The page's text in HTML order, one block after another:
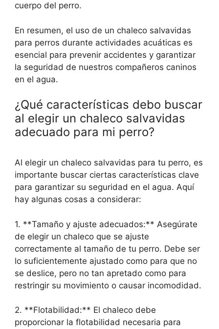
cuerpo del perro.
En resumen, el uso de un chaleco salvavidas
para perros durante actividades acuáticas es
esencial para prevenir accidentes y garantizar
la seguridad de nuestros compañeros caninos
en el agua.
¿Qué características debo buscar
al elegir un chaleco salvavidas
adecuado para mi perro?
Al elegir un chaleco salvavidas para tu perro, es
importante buscar ciertas características clave
para garantizar su seguridad en el agua. Aquí
hay algunas cosas a considerar:
1. **Tamaño y ajuste adecuados:** Asegúrate
de elegir un chaleco que se ajuste
correctamente al tamaño de tu perro. Debe ser
lo suficientemente ajustado como para que no
se deslice, pero no tan apretado como para
restringir su movimiento o causar incomodidad.
2. **Flotabilidad:** El chaleco debe
proporcionar la flotabilidad necesaria para